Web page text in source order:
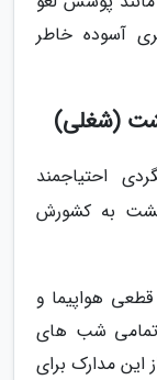
برای سفری آسوده خاطر
(شغلی)
احتیاجمند
به کشورش
هواپیما و
تمامی شب های
این مدارک برای